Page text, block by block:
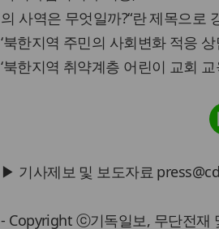
의 사역은 무엇일까?“란 제목으로
‘북한지역 주민의 사회변화 적응 상
‘북한지역 취약계층 어린이 교회
▶ 기사제보 및 보도자료
- Copyright ⓒ기독일보, 무단전재